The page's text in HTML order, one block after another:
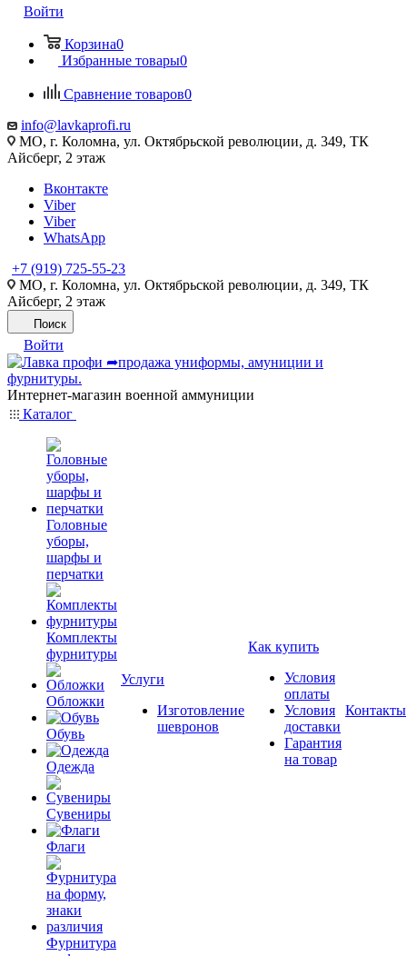
Войти
Корзина0
Избранные товары0
Сравнение товаров0
info@lavkaprofi.ru
МО, г. Коломна, ул. Октябрьской революции, д. 349, ТК
Айсберг, 2 этаж
Вконтакте
Viber
Viber
WhatsApp
+7 (919) 725-55-23
МО, г. Коломна, ул. Октябрьской революции, д. 349, ТК
Айсберг, 2 этаж
Поиск
Войти
Интернет-магазин военной аммуниции
Каталог
Головные
уборы,
шарфы и
перчатки
Комплекты
фурнитуры
Обложки
Обувь
Одежда
Сувениры
Флаги
Фурнитура
Услуги
Изготовление
шевронов
Как купить
Условия
оплаты
Условия
доставки
Гарантия
на товар
Контакты